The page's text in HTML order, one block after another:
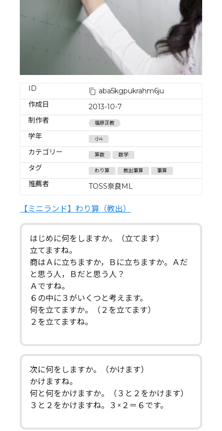
ID
aba5kgpukrahm6ju
作成日
2013-10-7
制作者
福原正教
学年 小4
カテゴリー 算数 数学
タグ わり算 教出筆算 筆算
推薦者 TOSS奈良ML
【ミニランド】わり算（教出）
はじめに何をしますか。（立てます）
立てますね。
商はＡに立ちますか，Ｂに立ちますか。Ａだ
と思う人，Ｂだと思う人？
Ａですね。
６の中に３がいくつと考えます。
何を立てますか。（２を立てます）
２を立てますね。
次に何をしますか。（かけます）
かけますね。
何と何をかけますか。（３と２をかけます）
３と２をかけますね。３×２＝６です。